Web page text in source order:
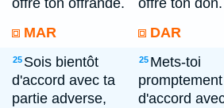
offre ton offrande.
offre ton don.
MAR DAR
25 Sois bientôt
d'accord avec ta
partie adverse,
25 Mets-toi
promptement
d'accord